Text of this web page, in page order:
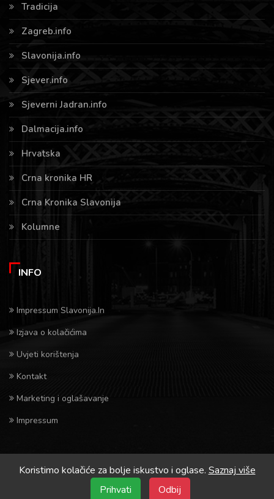
Tradicija
Zagreb.info
Slavonija.info
Sjever.info
Sjeverni Jadran.info
Dalmacija.info
Hrvatska
Crna kronika HR
Crna Kronika Slavonija
Kolumne
INFO
Impressum Slavonija.In
Izjava o kolačićima
Uvjeti korištenja
Kontakt
Marketing i oglašavanje
Impressum
Crona.hr/Slavonija.in © 2026 Sva prava pridrzana.
Koristimo kolačiće za bolje iskustvo i oglase. Saznaj više
Prihvati
Odbij